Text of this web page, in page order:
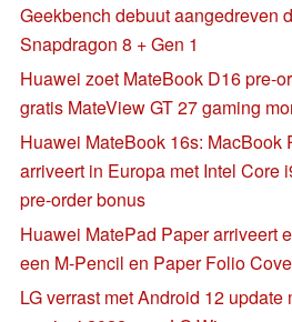
Geekbench debuut aangedreven
Snapdragon 8 + Gen 1
Huawei zoet MateBook D16 pre-
gratis MateView GT 27 gaming
Huawei MateBook 16s: MacBook
arriveert in Europa met Intel Core
pre-order bonus
Huawei MatePad Paper arriveert
een M-Pencil en Paper Folio
LG verrast met Android 12